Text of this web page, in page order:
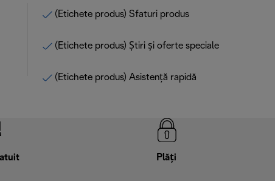
(Etichete produs) Sfaturi produs
(Etichete produs) Știri și oferte speciale
(Etichete produs) Asistență rapidă
Plăți